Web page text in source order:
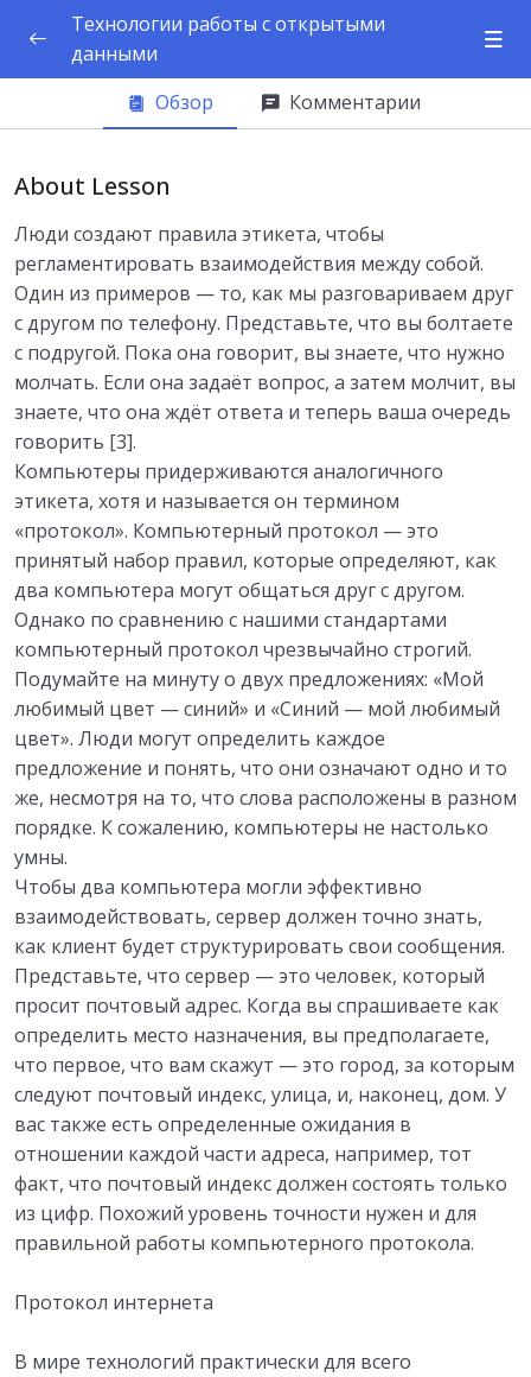
1. Основные определения и свойства
открытых систем
2. Модели среды открытых
3.Основные форматы данных 0/1
Основные форматы данных (JSON, XML,
CSV, YAML, INI) и их применение
00:00
4. Протоколы 0/1
Технологии работы с открытыми
данными
Обзор
Комментарии
About Lesson
Люди создают правила этикета, чтобы
регламентировать взаимодействия между собой.
Один из примеров — то, как мы разговариваем друг
с другом по телефону. Представьте, что вы болтаете
с подругой. Пока она говорит, вы знаете, что нужно
молчать. Если она задаёт вопрос, а затем молчит, вы
знаете, что она ждёт ответа и теперь ваша очередь
говорить [3].
Компьютеры придерживаются аналогичного
этикета, хотя и называется он термином
«протокол». Компьютерный протокол — это
принятый набор правил, которые определяют, как
два компьютера могут общаться друг с другом.
Однако по сравнению с нашими стандартами
компьютерный протокол чрезвычайно строгий.
Подумайте на минуту о двух предложениях: «Мой
любимый цвет — синий» и «Синий — мой любимый
цвет». Люди могут определить каждое
предложение и понять, что они означают одно и то
же, несмотря на то, что слова расположены в разном
порядке. К сожалению, компьютеры не настолько
умны.
Чтобы два компьютера могли эффективно
взаимодействовать, сервер должен точно знать,
как клиент будет структурировать свои сообщения.
Представьте, что сервер — это человек, который
просит почтовый адрес. Когда вы спрашиваете как
определить место назначения, вы предполагаете,
что первое, что вам скажут — это город, за которым
следуют почтовый индекс, улица, и, наконец, дом. У
вас также есть определенные ожидания в
отношении каждой части адреса, например, тот
факт, что почтовый индекс должен состоять только
из цифр. Похожий уровень точности нужен и для
правильной работы компьютерного протокола.
Протокол интернета
В мире технологий практически для всего